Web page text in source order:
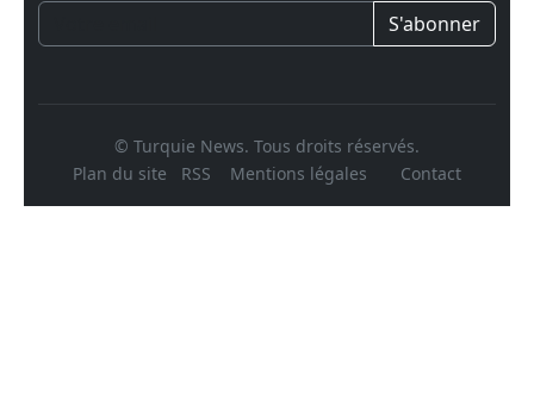
S'abonner
© Turquie News. Tous droits réservés.
Plan du site
RSS Mentions légales Contact